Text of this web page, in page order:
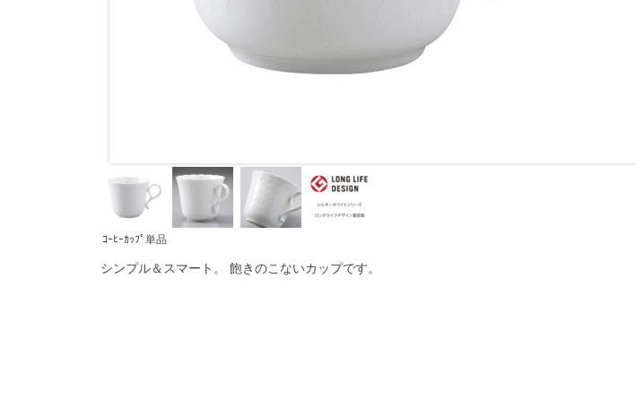
ｺｰﾋｰｶｯﾌﾟ単品
シンプル＆スマート。 飽きのこないカップです。